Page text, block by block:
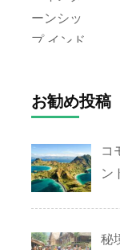
お勧め投稿
コ
ン
秘